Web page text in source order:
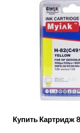
Купить Картридж